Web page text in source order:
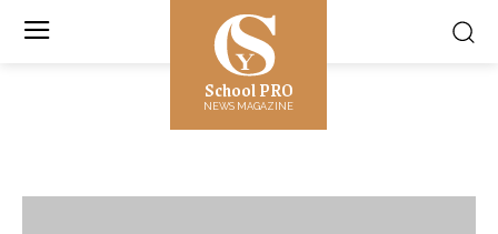
School PRO
NEWS MAGAZINE